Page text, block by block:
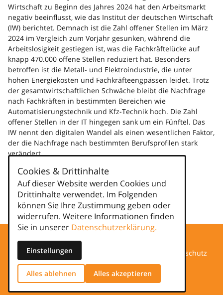
Wirtschaft zu Beginn des Jahres 2024 hat den Arbeitsmarkt
negativ beeinflusst, wie das Institut der deutschen Wirtschaft
(IW) berichtet. Demnach ist die Zahl offener Stellen im März
2024 im Vergleich zum Vorjahr gesunken, während die
Arbeitslosigkeit gestiegen ist, was die Fachkräftelücke auf
knapp 470.000 offene Stellen reduziert hat. Besonders
betroffen ist die Metall- und Elektroindustrie, die unter
hohen Energiekosten und Fachkräfteengpässen leidet. Trotz
der gesamtwirtschaftlichen Schwäche bleibt die Nachfrage
nach Fachkräften in bestimmten Bereichen wie
Automatisierungstechnik und Kfz-Technik hoch. Die Zahl
offener Stellen in der IT hingegen sank um ein Fünftel. Das
IW nennt den digitalen Wandel als einen wesentlichen Faktor,
der die Nachfrage nach bestimmten Berufsprofilen stark
verändert.
Mehr dazu ...
Kategorien
news
Datenschutz
Impressum
Cookies & Drittinhalte
Auf dieser Website werden Cookies und
Drittinhalte verwendet. Im Folgenden
können Sie Ihre Zustimmung geben oder
widerrufen. Weitere Informationen finden
Sie in unserer Datenschutzerklärung.
Einstellungen
Alles ablehnen Alles akzeptieren